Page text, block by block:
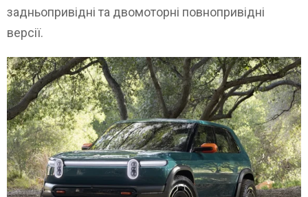
задньопривідні та двомоторні повнопривідні
версії.